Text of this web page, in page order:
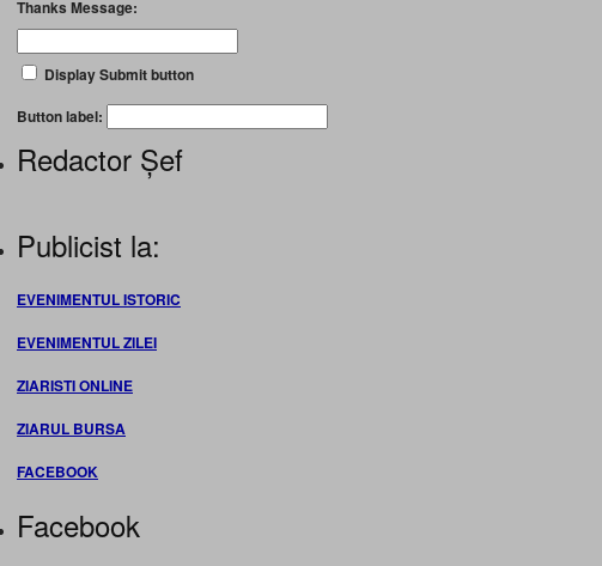
Thanks Message:
Display Submit button
Button label:
Redactor Șef
Publicist la:
EVENIMENTUL ISTORIC
EVENIMENTUL ZILEI
ZIARISTI ONLINE
ZIARUL BURSA
FACEBOOK
Facebook